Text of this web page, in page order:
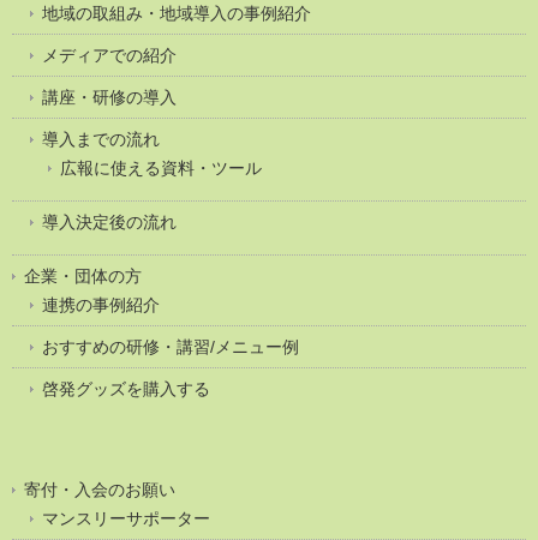
地域の取組み・地域導入の事例紹介
メディアでの紹介
講座・研修の導入
導入までの流れ
広報に使える資料・ツール
導入決定後の流れ
企業・団体の方
連携の事例紹介
おすすめの研修・講習/メニュー例
啓発グッズを購入する
寄付・入会のお願い
マンスリーサポーター